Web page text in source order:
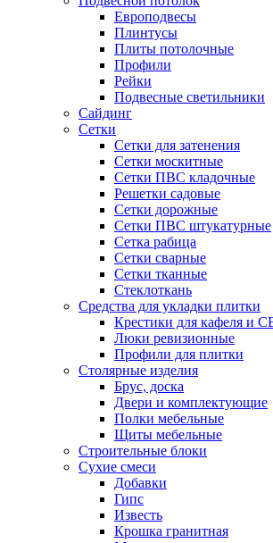
Европодвесы
Плинтусы
Плиты потолочные
Профили
Рейки
Подвесные светильники
Сайдинг
Сетки
Сетки для затенения
Сетки москитные
Сетки ПВС кладочные
Решетки садовые
Сетки дорожные
Сетки ПВС штукатурные
Сетка рабица
Сетки сварные
Сетки тканные
Стеклоткань
Средства для укладки плитки
Крестики для кафеля и
Люки ревизионные
Профили для плитки
Столярные изделия
Брус, доска
Двери и комплектующие
Полки мебельные
Щиты мебельные
Строительные блоки
Сухие смеси
Добавки
Гипс
Известь
Крошка гранитная